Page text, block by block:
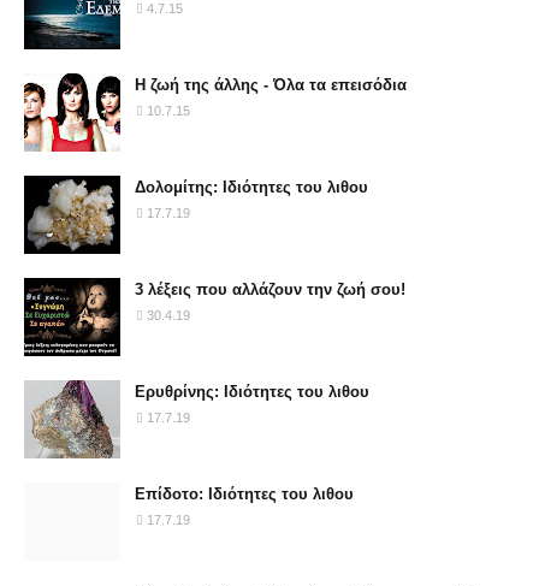
4.7.15
Η ζωή της άλλης - Όλα τα επεισόδια
10.7.15
Δολομίτης: Ιδιότητες του λιθου
17.7.19
3 λέξεις που αλλάζουν την ζωή σου!
30.4.19
Ερυθρίνης: Ιδιότητες του λιθου
17.7.19
Επίδοτο: Ιδιότητες του λιθου
17.7.19